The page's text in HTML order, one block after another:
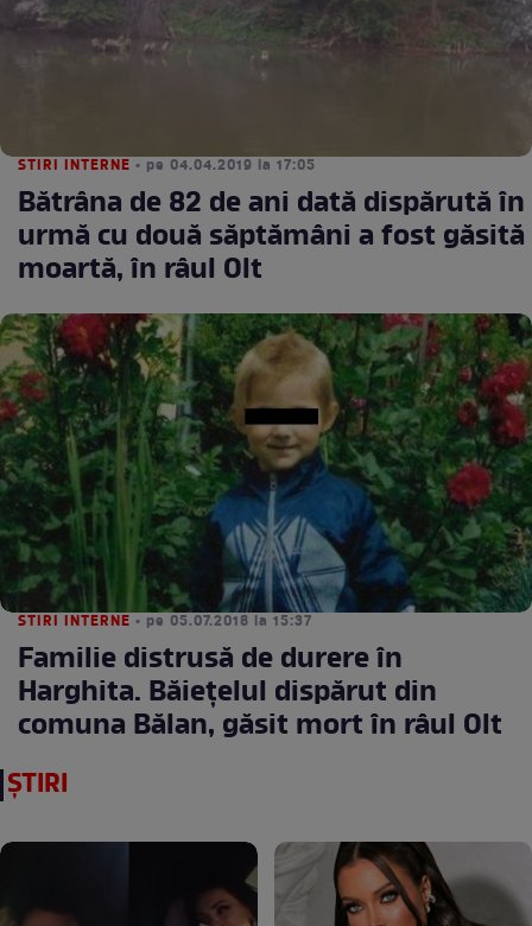
STIRI INTERNE • pe 04.04.2019 la 17:05
Bătrâna de 82 de ani dată dispărută în
urmă cu două săptămâni a fost găsită
moartă, în râul Olt
STIRI INTERNE • pe 05.07.2018 la 15:37
Familie distrusă de durere în
Harghita. Băiețelul dispărut din
comuna Bălan, găsit mort în râul Olt
ȘTIRI